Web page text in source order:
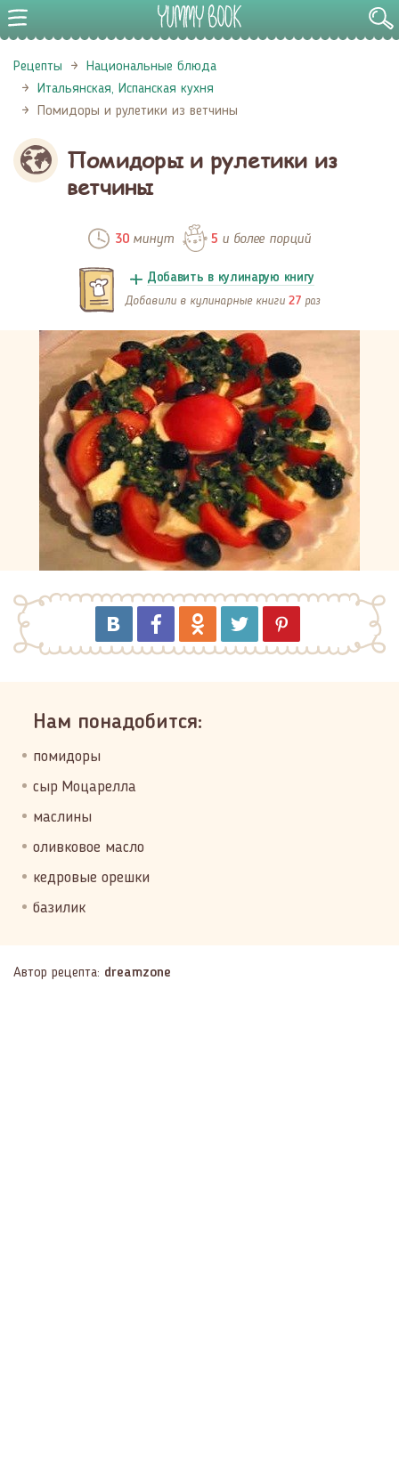
Рецепты
Национальные блюда
Итальянская, Испанская кухня
Помидоры и рулетики из ветчины
Помидоры и рулетики из
ветчины
30минут 5 и более порций
Добавить в кулинарую книгу
Добавили в кулинарные книги 27 раз
Нам понадобится:
помидоры
сыр Моцарелла
маслины
оливковое масло
кедровые орешки
базилик
Автор рецепта: dreamzone